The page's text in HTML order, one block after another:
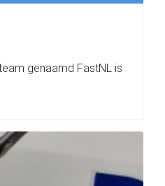
genaamd FastNL is